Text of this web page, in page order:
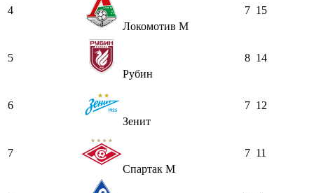
4
Локомотив М
7 15
5
Рубин
8 14
6
Зенит
7 12
7
Спартак М
7 11